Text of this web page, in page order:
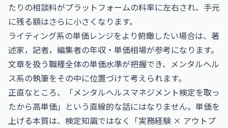
たりの相談料がプラットフォームの料率に左右され、手元
に残る額はさらに小さくなります。
ライティング系の単価レンジをより俯瞰したい場合は、 著
述家，記者，編集者の年収・単価相場が参考になります。
文章を扱う職種全体の単価水準が把握でき、メンタルヘル
ス系の執筆をその中に位置づけて考えられます。
正直なところ、「メンタルヘルスマネジメント検定を取っ
たから高単価」という直線的な話にはなりません。単価を
上げる本質は、検定知識ではなく「実務経験 × アウトプ